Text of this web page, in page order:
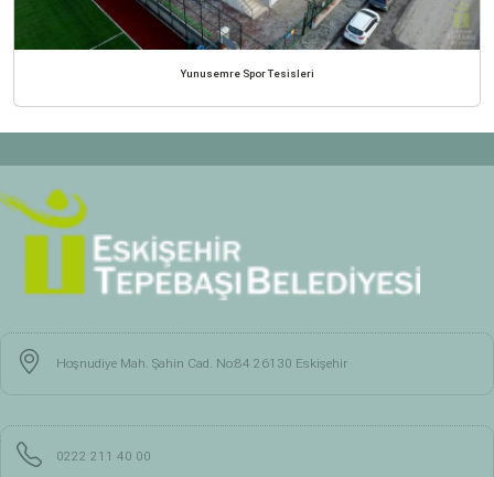
Yunusemre Spor Tesisleri
Hoşnudiye Mah. Şahin Cad. No:84 26130 Eskişehir
0222 211 40 00